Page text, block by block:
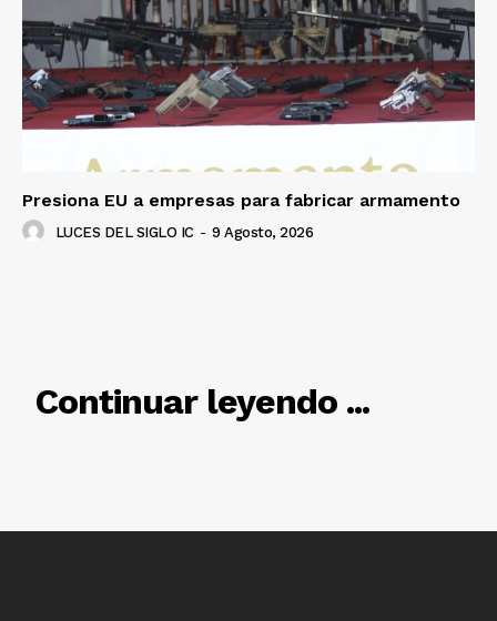
Presiona EU a empresas para fabricar armamento
LUCES DEL SIGLO IC - 9 Agosto, 2026
Continuar leyendo ...
RELACIONADO